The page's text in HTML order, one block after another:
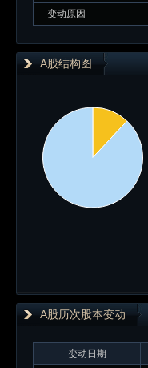
变动原因
A股结构图
A股历次股本变动
变动日期